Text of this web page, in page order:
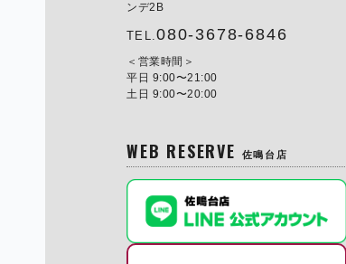
ンデ2B
TEL.080-3678-6846
営業時間
平日 9:00〜21:00
土日 9:00〜20:00
WEB RESERVE 佐鳴台店